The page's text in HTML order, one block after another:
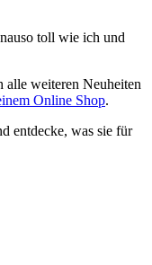
toll wie ich und
alle weiteren Neuheiten
Online Shop.
entdecke, was sie für